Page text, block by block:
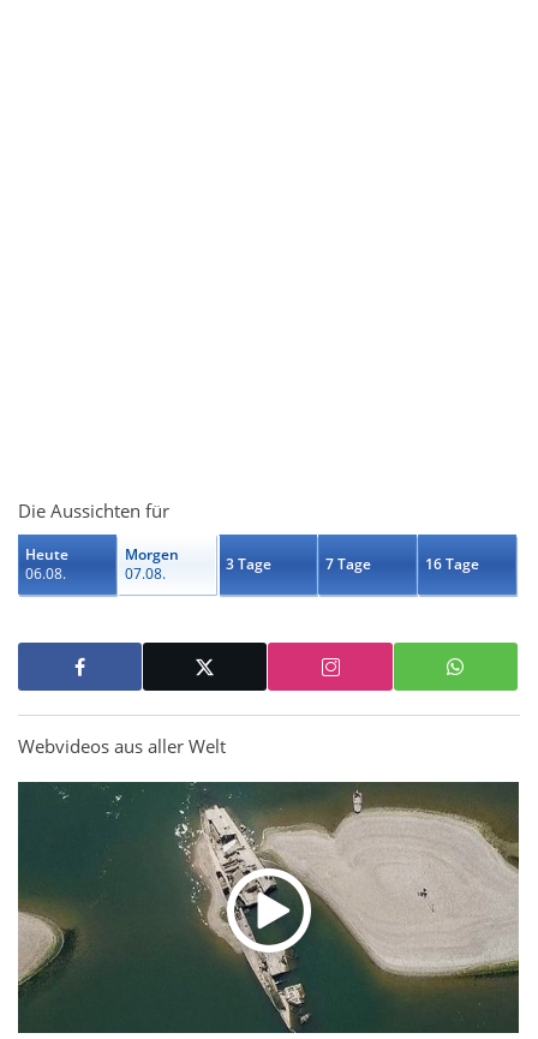
Die Aussichten für
Heute
06.08.
Morgen
07.08.
3 Tage 7 Tage 16 Tage
Webvideos aus aller Welt